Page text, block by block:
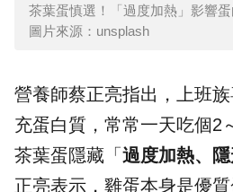
茶葉蛋慎選！「過度加熱」影響
圖片來源：unsplash
營養師蔡正亮指出，上班
充蛋白質，常常一天吃個2
茶葉蛋隱藏「 過度加熱、
正亮表示， 雞蛋本身是優